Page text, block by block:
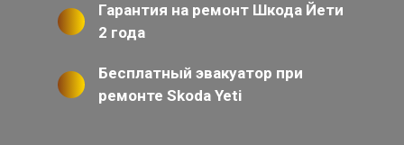
Гарантия на ремонт Шкода Йети
2 года
Бесплатный эвакуатор при
ремонте Skoda Yeti